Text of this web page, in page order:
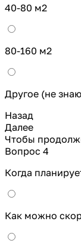
40-80 м2
80-160 м2
Другое (не
Назад
Далее
Чтобы
Вопрос 4
Когда
Как можно